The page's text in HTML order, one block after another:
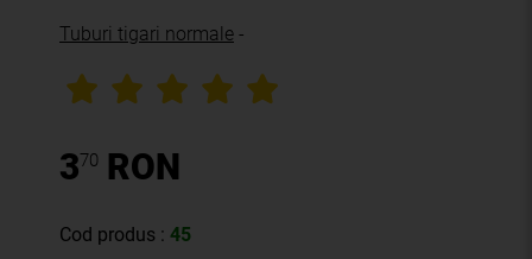
Tuburi tigari normale -
370 RON
Cod produs : 45